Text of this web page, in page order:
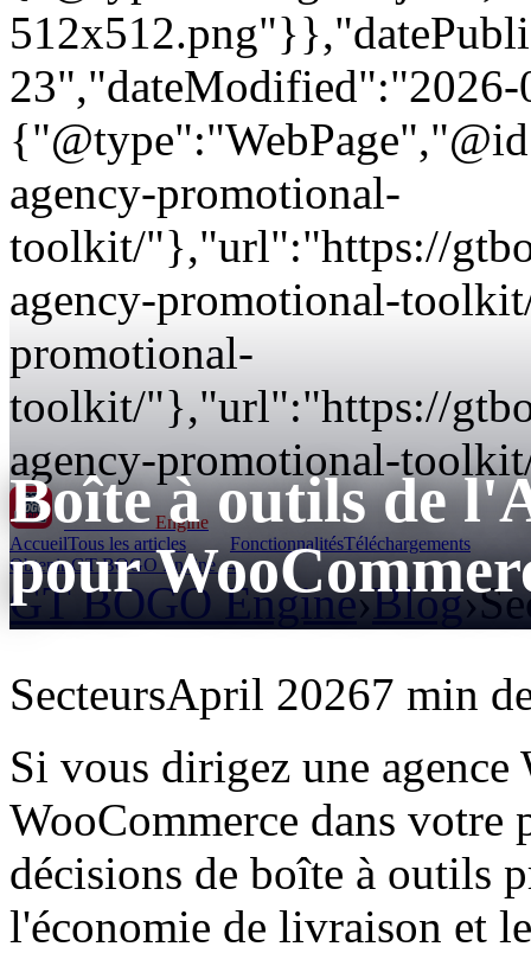
agency-promotional-
toolkit/"},"url":"https://
agency-promotional-
promotional-
toolkit/"},"url":"https://
agency-promotional-
GT BOGO Engine
AccueilTous les articles FonctionnalitésTéléchargements
Obtenir GT BOGO Engine →
GT BOGO Engine›Blog›
Boîte à outils de
pour
SecteursApril 20267 min
Si vous dirigez une
WooCommerce dans votre
décisions de boîte à outils
l'économie de livraison et